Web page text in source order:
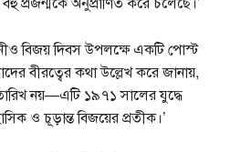
বিজয় দিবস উপলক্ষে একটি পোস্ট
বীরত্বের কথা উল্লেখ করে জানায়,
নয়—এটি ১৯৭১ সালের যুদ্ধে
ও চূড়ান্ত বিজয়ের প্রতীক।’